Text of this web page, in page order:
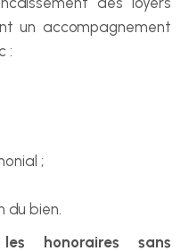
un accompagnement
:
;
du bien.
honoraires sans